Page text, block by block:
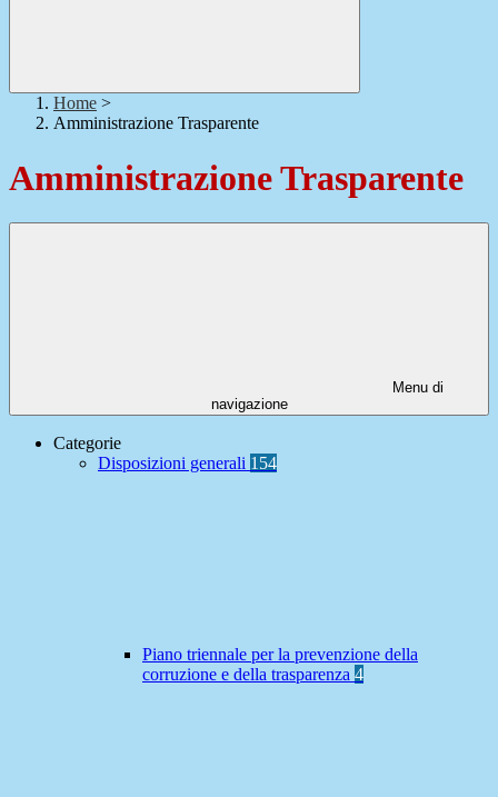
Home >
Amministrazione Trasparente
Amministrazione Trasparente
Menu di
navigazione
Categorie
Disposizioni generali 154
Piano triennale per la prevenzione della
corruzione e della trasparenza 4